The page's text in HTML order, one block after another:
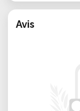
Avis